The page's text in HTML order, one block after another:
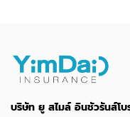
บริษัท ยู สไมล์ อินชัวรันส์โบ